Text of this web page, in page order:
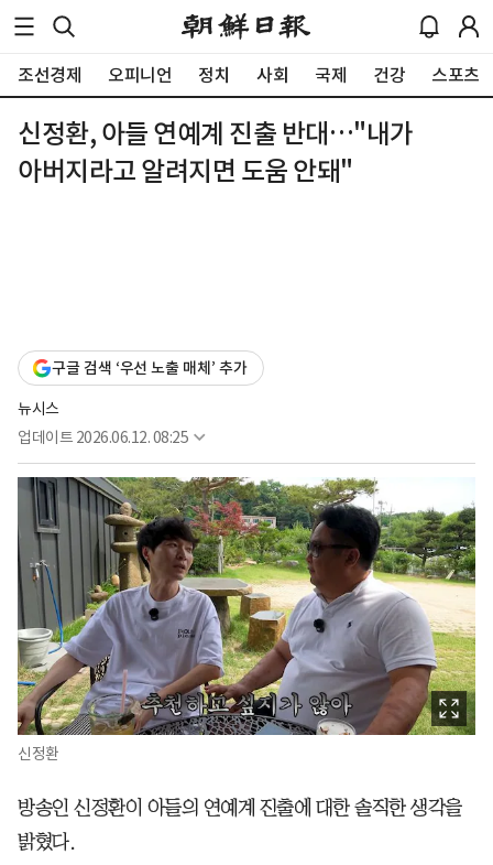
조선경제 오피니언 정치 사회 국제 건강 스포츠
신정환, 아들 연예계 진출 반대…"내가
아버지라고 알려지면 도움 안돼"
구글 검색 ‘우선 노출 매체’ 추가
뉴시스
업데이트 2026.06.12. 08:25
신정환
방송인 신정환이 아들의 연예계 진출에 대한 솔직한 생각을
밝혔다.